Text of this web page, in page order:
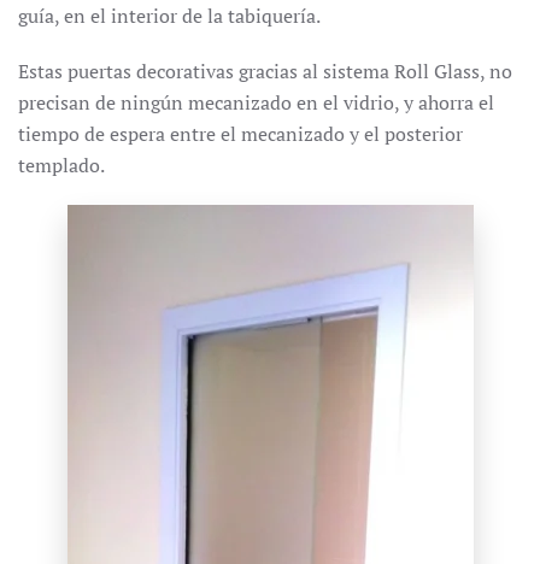
guía, en el interior de la tabiquería.
Estas puertas decorativas gracias al sistema Roll Glass, no
precisan de ningún mecanizado en el vidrio, y ahorra el
tiempo de espera entre el mecanizado y el posterior
templado.